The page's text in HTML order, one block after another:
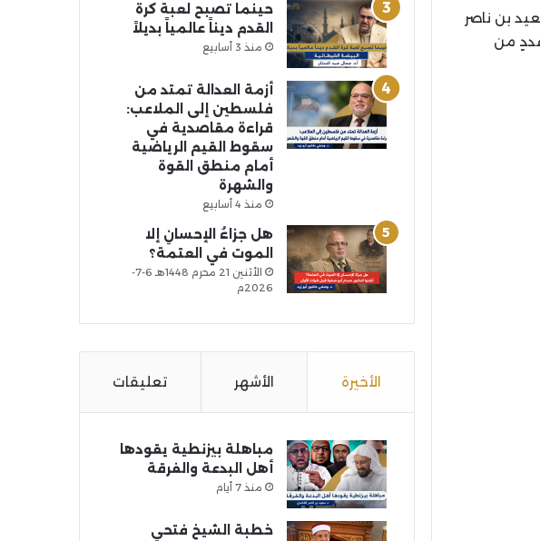
بن ناصر
من
حينما تصبح لعبة كرة
القدم ديناً عالمياً بديلاً
منذ 3 أسابيع
أزمة العدالة تمتد من
فلسطين إلى الملاعب:
قراءة مقاصدية في
سقوط القيم الرياضية
أمام منطق القوة
والشهرة
منذ 4 أسابيع
هل جزاءُ الإحسانِ إلا
الموت في العتمة؟
الأثنين 21 محرم 1448هـ 6-7-
2026م
الأخيرة الأشهر تعليقات
مباهلة بيزنطية يقودها
أهل البدعة والفرقة
منذ 7 أيام
خطبة الشيخ فتحي